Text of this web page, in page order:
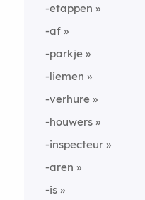
-etappen
-af
-parkje
-liemen
-verhure
-houwers
-inspecteur
-aren
-is